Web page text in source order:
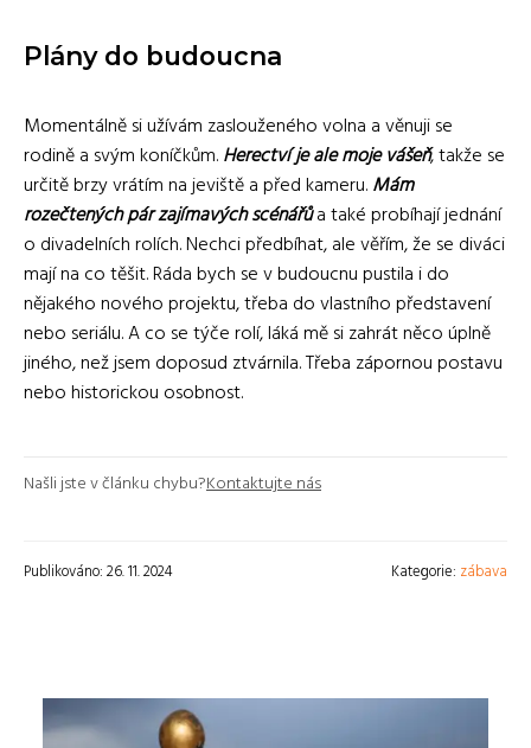
Plány do budoucna
Momentálně si užívám zaslouženého volna a věnuji se
rodině a svým koníčkům.Herectví je ale moje vášeň, takže se
určitě brzy vrátím na jeviště a před kameru.Mám
rozečtených pár zajímavých scénářůa také probíhají jednání
o divadelních rolích. Nechci předbíhat, ale věřím, že se diváci
mají na co těšit. Ráda bych se v budoucnu pustila i do
nějakého nového projektu, třeba do vlastního představení
nebo seriálu. A co se týče rolí, láká mě si zahrát něco úplně
jiného, než jsem doposud ztvárnila. Třeba zápornou postavu
nebo historickou osobnost.
Našli jste v článku chybu?Kontaktujte nás
Publikováno: 26. 11. 2024 Kategorie: zábava